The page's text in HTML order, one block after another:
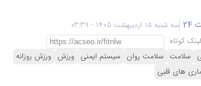
سه شنبه 15 اردیبهشت 1405 - 03:39
لینک کوتاه
سلامت سلامت روان سیستم ایمنی ورزش ورزش روزانه
های قلبی